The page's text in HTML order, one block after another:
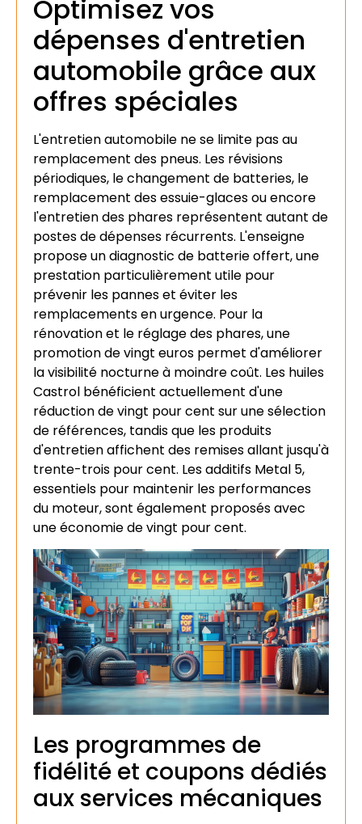
Optimisez vos
dépenses d'entretien
automobile grâce aux
offres spéciales
L'entretien automobile ne se limite pas au
remplacement des pneus. Les révisions
périodiques, le changement de batteries, le
remplacement des essuie-glaces ou encore
l'entretien des phares représentent autant de
postes de dépenses récurrents. L'enseigne
propose un diagnostic de batterie offert, une
prestation particulièrement utile pour
prévenir les pannes et éviter les
remplacements en urgence. Pour la
rénovation et le réglage des phares, une
promotion de vingt euros permet d'améliorer
la visibilité nocturne à moindre coût. Les huiles
Castrol bénéficient actuellement d'une
réduction de vingt pour cent sur une sélection
de références, tandis que les produits
d'entretien affichent des remises allant jusqu'à
trente-trois pour cent. Les additifs Metal 5,
essentiels pour maintenir les performances
du moteur, sont également proposés avec
une économie de vingt pour cent.
Les programmes de
fidélité et coupons dédiés
aux services mécaniques